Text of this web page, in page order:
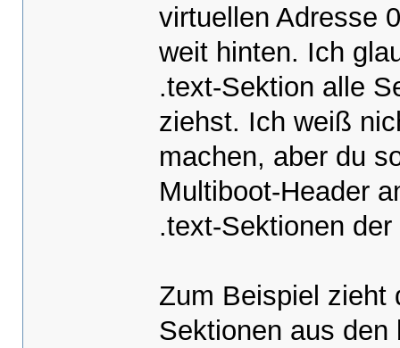
virtuellen Adresse
weit hinten. Ich
.text-Sektion alle
ziehst. Ich weiß
machen, aber du
Multiboot-Header
.text-Sektionen
Zum Beispiel zieht
Sektionen aus den